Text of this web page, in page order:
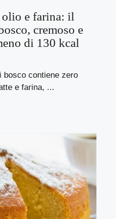
e farina: il
cremoso e
di 130 kcal
bosco contiene zero
e farina, ...